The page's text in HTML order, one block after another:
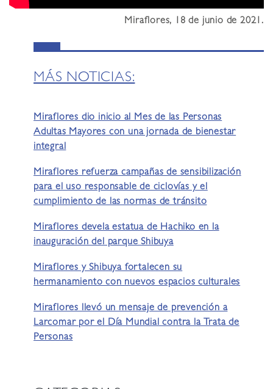
Miraflores, 18 de junio de 2021.
MÁS NOTICIAS:
Miraflores dio inicio al Mes de las Personas
Adultas Mayores con una jornada de bienestar
integral
Miraflores refuerza campañas de sensibilización
para el uso responsable de ciclovías y el
cumplimiento de las normas de tránsito
Miraflores devela estatua de Hachiko en la
inauguración del parque Shibuya
Miraflores y Shibuya fortalecen su
hermanamiento con nuevos espacios culturales
Miraflores llevó un mensaje de prevención a
Larcomar por el Día Mundial contra la Trata de
Personas